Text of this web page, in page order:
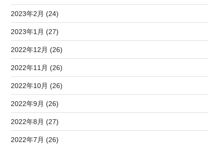
2023年2月 (24)
2023年1月 (27)
2022年12月 (26)
2022年11月 (26)
2022年10月 (26)
2022年9月 (26)
2022年8月 (27)
2022年7月 (26)